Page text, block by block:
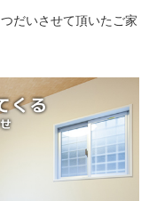
だいさせて頂いたご家